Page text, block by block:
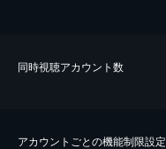
同時視聴アカウント数
アカウントごとの機能制限設定